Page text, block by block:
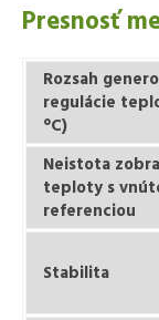
Presnosť
Rozsah
regulácie
°C)
Neistota
teploty s
referenciou
Stabilita